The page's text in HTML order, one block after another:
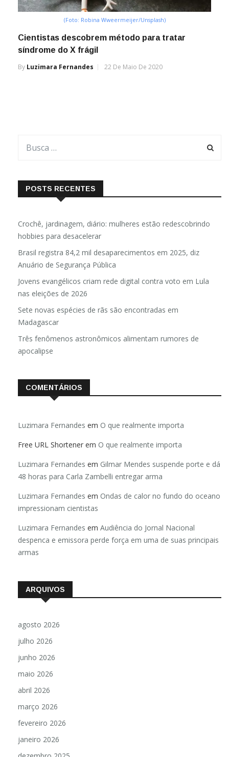
(Foto: Robina Wweermeijer/Unsplash)
Cientistas descobrem método para tratar
síndrome do X frágil
By Luzimara Fernandes 22 De Maio De 2020
POSTS RECENTES
Crochê, jardinagem, diário: mulheres estão redescobrindo
hobbies para desacelerar
Brasil registra 84,2 mil desaparecimentos em 2025, diz
Anuário de Segurança Pública
Jovens evangélicos criam rede digital contra voto em Lula
nas eleições de 2026
Sete novas espécies de rãs são encontradas em
Madagascar
Três fenômenos astronômicos alimentam rumores de
apocalipse
COMENTÁRIOS
Luzimara Fernandes em O que realmente importa
Free URL Shortener em O que realmente importa
Luzimara Fernandes em Gilmar Mendes suspende porte e dá
48 horas para Carla Zambelli entregar arma
Luzimara Fernandes em Ondas de calor no fundo do oceano
impressionam cientistas
Luzimara Fernandes em Audiência do Jornal Nacional
despenca e emissora perde força em uma de suas principais
armas
ARQUIVOS
agosto 2026
julho 2026
junho 2026
maio 2026
abril 2026
março 2026
fevereiro 2026
janeiro 2026